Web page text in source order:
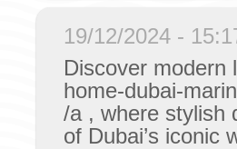
19/12/2024 -
Discover modern
home-dubai-
/a , where stylish
of Dubai’s iconic